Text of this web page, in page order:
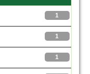
1
1
1